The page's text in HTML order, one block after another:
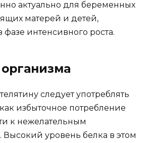
актуально для беременных
матерей и детей,
интенсивного роста.
следует употреблять
избыточное потребление
к нежелательным
Высокий уровень белка в этом